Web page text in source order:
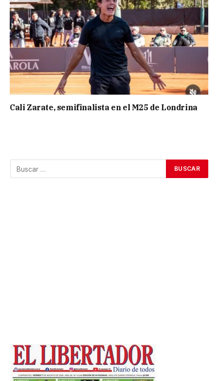
Cali Zarate, semifinalista en el M25 de Londrina